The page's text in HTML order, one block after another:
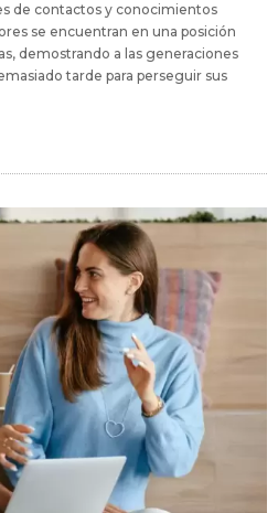
de contactos y conocimientos
se encuentran en una posición
demostrando a las generaciones
tarde para perseguir sus